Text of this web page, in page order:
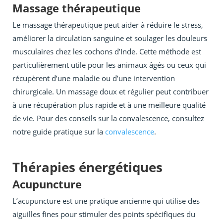
Massage thérapeutique
Le massage thérapeutique peut aider à réduire le stress,
améliorer la circulation sanguine et soulager les douleurs
musculaires chez les cochons d’Inde. Cette méthode est
particulièrement utile pour les animaux âgés ou ceux qui
récupèrent d’une maladie ou d’une intervention
chirurgicale. Un massage doux et régulier peut contribuer
à une récupération plus rapide et à une meilleure qualité
de vie. Pour des conseils sur la convalescence, consultez
notre guide pratique sur la convalescence.
Thérapies énergétiques
Acupuncture
L’acupuncture est une pratique ancienne qui utilise des
aiguilles fines pour stimuler des points spécifiques du